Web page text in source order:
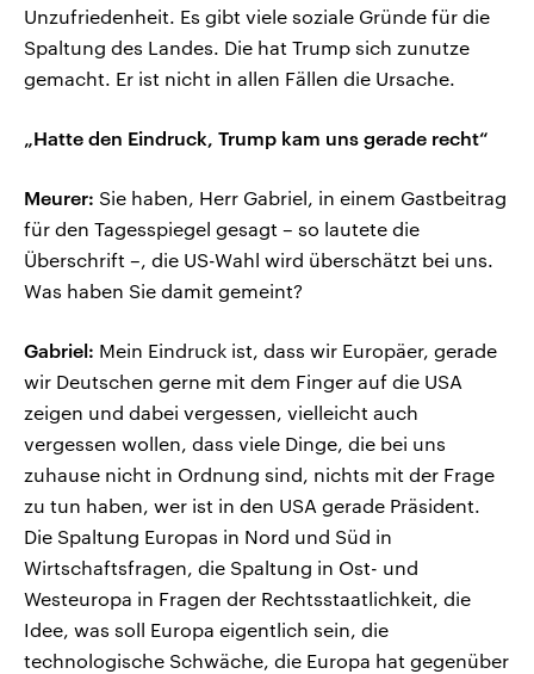
Unzufriedenheit. Es gibt viele soziale Gründe für die
Spaltung des Landes. Die hat Trump sich zunutze
gemacht. Er ist nicht in allen Fällen die Ursache.
„Hatte den Eindruck, Trump kam uns gerade recht“
Meurer: Sie haben, Herr Gabriel, in einem Gastbeitrag
für den Tagesspiegel gesagt – so lautete die
Überschrift –, die US-Wahl wird überschätzt bei uns.
Was haben Sie damit gemeint?
Gabriel: Mein Eindruck ist, dass wir Europäer, gerade
wir Deutschen gerne mit dem Finger auf die USA
zeigen und dabei vergessen, vielleicht auch
vergessen wollen, dass viele Dinge, die bei uns
zuhause nicht in Ordnung sind, nichts mit der Frage
zu tun haben, wer ist in den USA gerade Präsident.
Die Spaltung Europas in Nord und Süd in
Wirtschaftsfragen, die Spaltung in Ost- und
Westeuropa in Fragen der Rechtsstaatlichkeit, die
Idee, was soll Europa eigentlich sein, die
technologische Schwäche, die Europa hat gegenüber